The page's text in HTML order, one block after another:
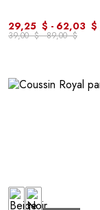
29,25 $ - 62,03 $
39,00 $ - 89,00 $